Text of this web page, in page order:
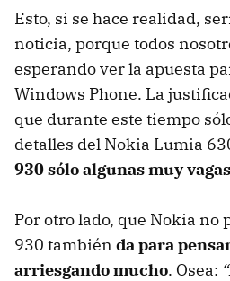
Esto, si se hace realidad,
noticia, porque todos
esperando ver la apuesta
Windows Phone. La
que durante este tiempo
detalles del Nokia Lumia
930 sólo algunas muy
Por otro lado, que Nokia no
930 también da para
arriesgando mucho. Osea: